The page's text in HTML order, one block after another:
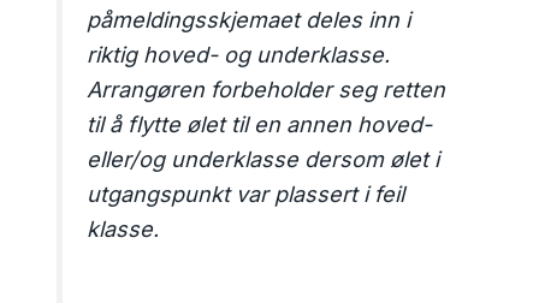
påmeldingsskjemaet deles inn i
riktig hoved- og underklasse.
Arrangøren forbeholder seg retten
til å flytte ølet til en annen hoved-
eller/og underklasse dersom ølet i
utgangspunkt var plassert i feil
klasse.